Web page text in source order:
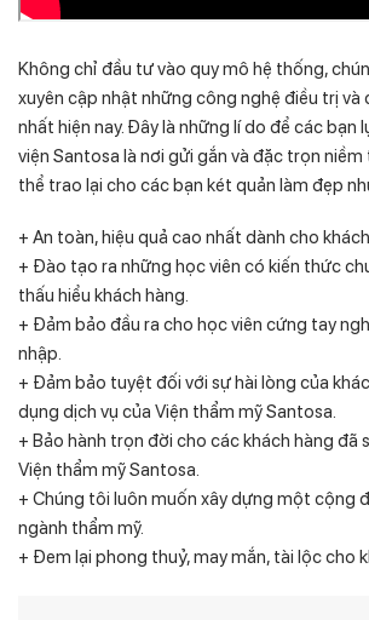
Không chỉ đầu tư vào quy mô hệ thống,
xuyên cập nhật những công nghệ điều trị và
nhất hiện nay. Đây là những lí do để các bạn
viện Santosa là nơi gửi gắn và đặc trọn
thể trao lại cho các bạn két quản làm đẹp
+ An toàn, hiệu quả cao nhất dành cho
+ Đào tạo ra những học viên có kiến thức
thấu hiểu khách hàng.
+ Đảm bảo đầu ra cho học viên cứng tay
nhập.
+ Đảm bảo tuyệt đối với sự hài lòng của
dụng dịch vụ của Viện thẩm mỹ Santosa.
+ Bảo hành trọn đời cho các khách hàng đã
Viện thẩm mỹ Santosa.
+ Chúng tôi luôn muốn xây dựng một cộng
ngành thẩm mỹ.
+ Đem lại phong thuỷ, may mắn, tài lộc cho